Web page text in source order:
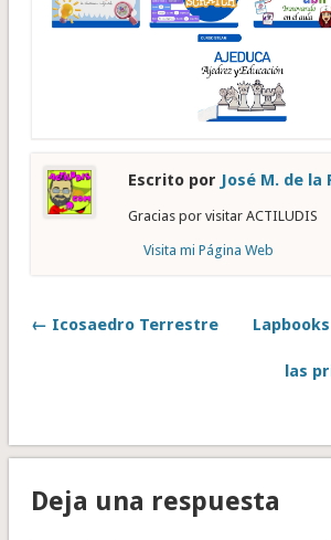
Escrito por José M. de la
Gracias por visitar ACTILUDIS
Visita mi Página Web
← Icosaedro Terrestre
las
Deja una respuesta